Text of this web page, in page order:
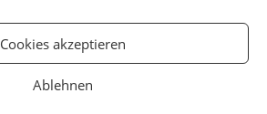
Cookies akzeptieren
Ablehnen